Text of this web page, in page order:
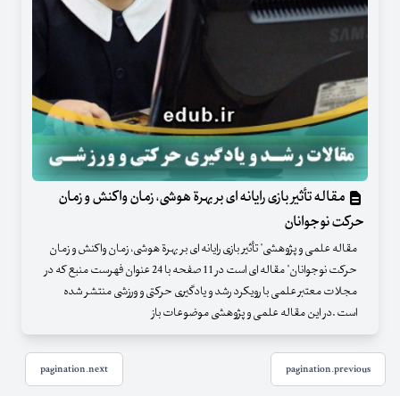
مقاله تأثیر بازی رایانه ای بر بهرة هوشی، زمان واکنش و زمان
حرکت نوجوانان
مقاله علمی و پژوهشی" تأثیر بازی رایانه ای بر بهرة هوشی، زمان واکنش و زمان
حرکت نوجوانان" مقاله ای است در 11 صفحه با 24 عنوان فهرست منبع که در
مجلات معتبر علمی با رویکرد رشد و یادگیری حرکتی و ورزشی منتشر شده
است .در این مقاله علمی و پژوهشی موضوعات باز
pagination.previous
pagination.next